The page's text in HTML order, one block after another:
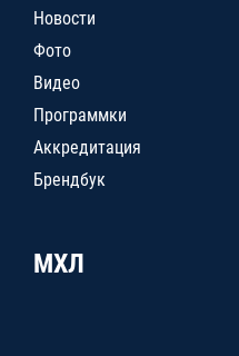
Новости
Фото
Видео
Программки
Аккредитация
Брендбук
МХЛ